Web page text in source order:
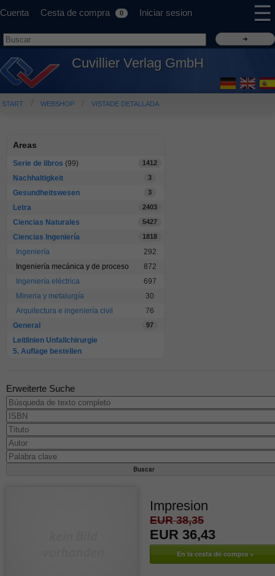
Cuenta Cesta de compra 0 Iniciar sesion ☰
Cuvillier Verlag GmbH
START WEBSHOP VISTADE DETALLADA
Areas
Serie de libros (99) 1412
Nachhaltigkeit 3
Gesundheitswesen 3
Letra 2403
Ciencias Naturales 5427
Ciencias Ingeniería 1818
Ingeniería
292
Ingeniería mecánica y de proceso
872
Ingeniería eléctrica
697
Mineria y metalurgía
30
Arquitectura e ingeniería civil
76
General
97
Leitlinien Unfallchirurgie
5. Auflage bestellen
Erweiterte Suche
Impresion
EUR 38,35
EUR 36,43